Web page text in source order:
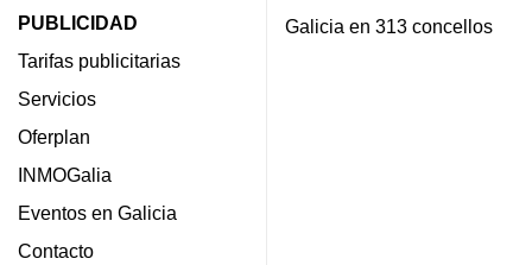
PUBLICIDAD
Tarifas publicitarias
Servicios
Oferplan
INMOGalia
Eventos en Galicia
Contacto
Galicia en 313 concellos